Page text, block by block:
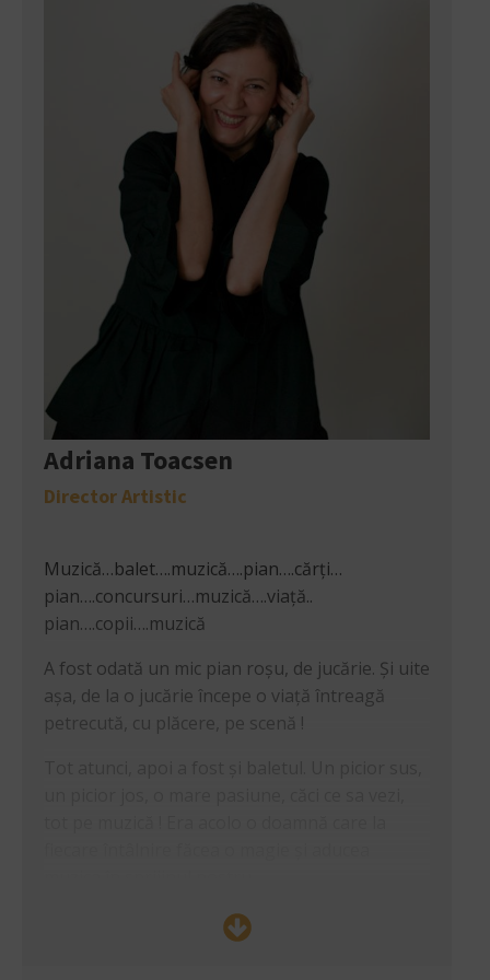
sprijină activ cultura românească prin inițierea,
coordonarea și implementarea unor proiecte
specifice, cum sunt: InnerSound New Art
Festival, Zona Imaginarium, ÎN TRUP. Operă
nouă de cameră, Aproape de Artă-Aproapte de
Oameni, LEGENDS.
În parcursul său profesional, Gabriela Tofan a
făcut parte din echipa de promovare a
Muzeului Național de Artă al României vreme
de 5 ani și este, de aproape 8 ani, în echipa de
promovare a Orchestrei Camerata Regală.
Adriana Toacsen
Director Artistic
Muzică…balet….muzică….pian….cărți…
pian….concursuri…muzică….viață..
pian….copii….muzică
A fost odată un mic pian roșu, de jucărie. Și uite
așa, de la o jucărie începe o viață întreagă
petrecută, cu plăcere, pe scenă !
Ce a mai fost ? Au fost cărțile, multe, multe
cărți ! Aici erau discuții infinite cu tata, că-i prea